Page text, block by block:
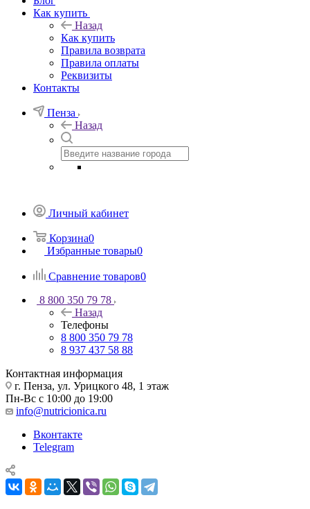
Как купить
Назад
Как купить
Правила возврата
Правила оплаты
Реквизиты
Контакты
Пенза
Назад
Личный кабинет
Корзина0
Избранные товары0
Сравнение товаров0
8 800 350 79 78
Назад
Телефоны
8 800 350 79 78
8 937 437 58 88
Контактная информация
г. Пенза, ул. Урицкого 48, 1 этаж
Пн-Вс с 10:00 до 19:00
info@nutricionica.ru
Вконтакте
Telegram